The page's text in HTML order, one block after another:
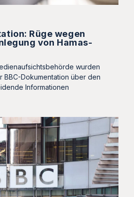
Rüge wegen
von Hamas-
wurden
BBC-Dokumentation über den
Informationen